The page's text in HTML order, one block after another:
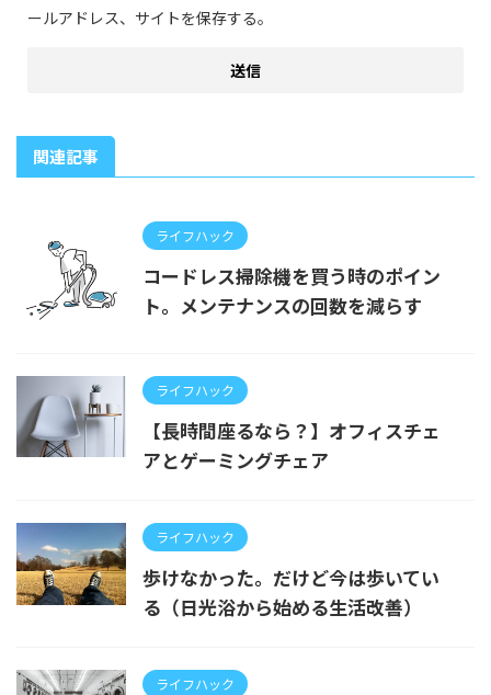
ールアドレス、サイトを保存する。
関連記事
ライフハック
コードレス掃除機を買う時のポイン
ト。メンテナンスの回数を減らす
ライフハック
【長時間座るなら？】オフィスチェ
アとゲーミングチェア
ライフハック
歩けなかった。だけど今は歩いてい
る（日光浴から始める生活改善）
ライフハック